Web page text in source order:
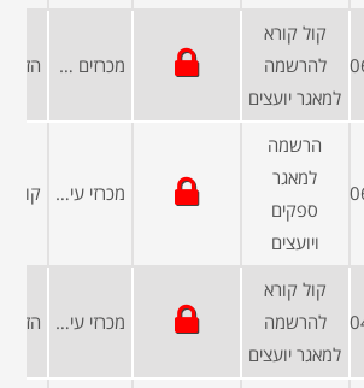
קול קורא
להרשמה
למאגר יועצים
מכרזים פומביים
הרשמה
למאגר
ספקים
ויועצים
מכרזי עיריות ומועצות
קול קורא
להרשמה
למאגר יועצים
מכרזי עיריות ומועצות